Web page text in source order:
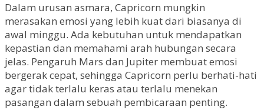
Dalam urusan asmara, Capricorn mungkin
merasakan emosi yang lebih kuat dari biasanya di
awal minggu. Ada kebutuhan untuk mendapatkan
kepastian dan memahami arah hubungan secara
jelas. Pengaruh Mars dan Jupiter membuat emosi
bergerak cepat, sehingga Capricorn perlu berhati-hati
agar tidak terlalu keras atau terlalu menekan
pasangan dalam sebuah pembicaraan penting.